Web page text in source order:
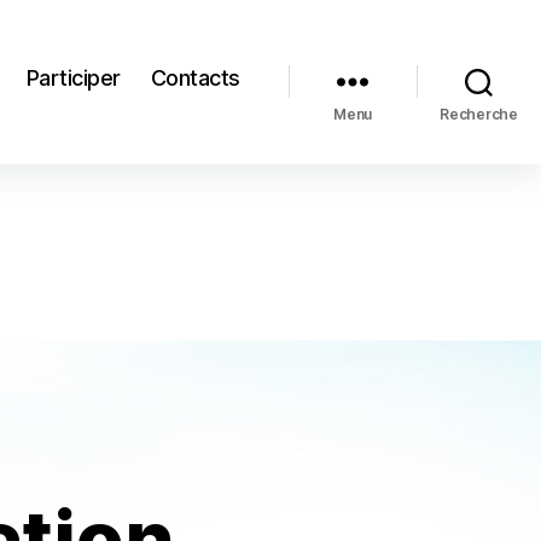
Participer Contacts
Menu Recherche